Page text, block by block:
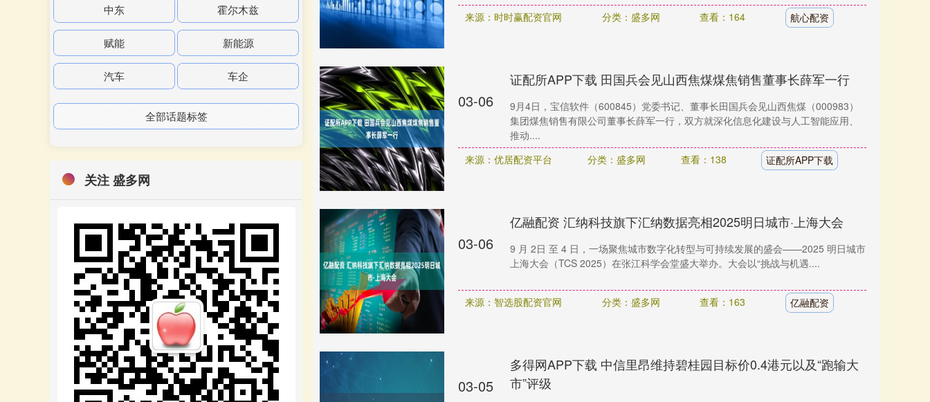
来源：时时赢配资官网
分类：盛多网 查看：164 航心配资
03-06
证配所APP下载 田国兵会见山西焦煤煤焦销售董事长薛军一行
9月4日，宝信软件（600845）党委书记、董事长田国兵会见山西焦煤（000983）
集团煤焦销售有限公司董事长薛军一行，双方就深化信息化建设与人工智能应用、
推动....
来源：优居配资平台
分类：盛多网 查看：138 证配所APP下载
03-06
亿融配资 汇纳科技旗下汇纳数据亮相2025明日城市·上海大会
9 月 2日 至 4 日，一场聚焦城市数字化转型与可持续发展的盛会——2025 明日城市
上海大会（TCS 2025）在张江科学会堂盛大举办。大会以“挑战与机遇....
来源：智选股配资官网 分类：盛多网 查看：163 亿融配资
03-05
多得网APP下载 中信里昂维持碧桂园目标价0.4港元以及“跑输大
市”评级
中东 霍尔木兹
赋能 新能源
汽车 车企
全部话题标签
关注 盛多网